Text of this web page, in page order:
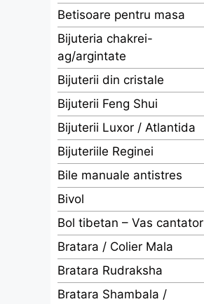
Betisoare pentru masa
Bijuteria chakrei-
ag/argintate
Bijuterii din cristale
Bijuterii Feng Shui
Bijuterii Luxor / Atlantida
Bijuteriile Reginei
Bile manuale antistres
Bivol
Bol tibetan – Vas cantator
Bratara / Colier Mala
Bratara Rudraksha
Bratara Shambala /